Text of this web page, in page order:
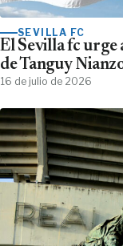
SEVILLA FC
El Sevilla fc urge
de Tanguy
16 de julio de 2026